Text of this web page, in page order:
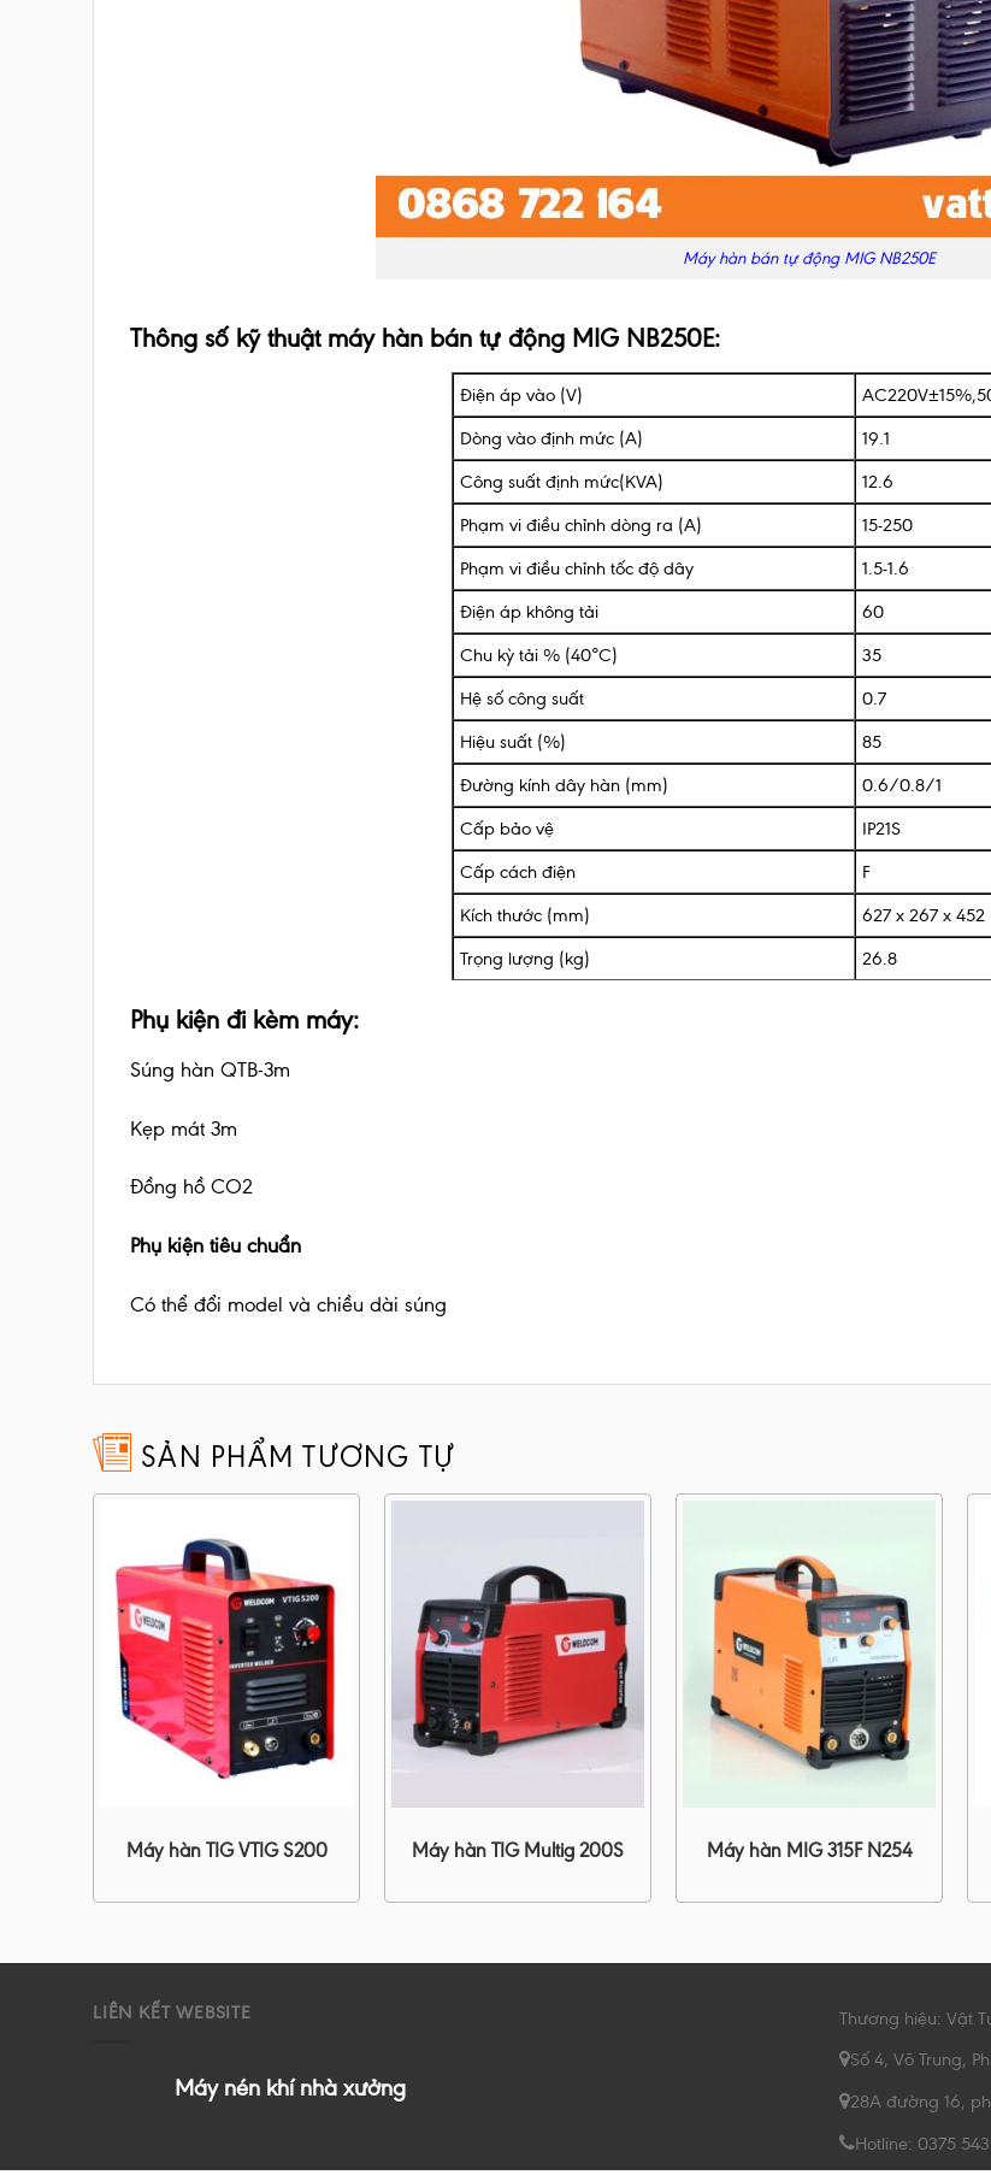
Máy hàn bán tự động MIG NB250E
Thông số kỹ thuật máy hàn bán tự động MIG NB250E:
Điện áp vào (V)
Dòng vào định mức (A)
19.1
Công suất định mức(KVA)
12.6
Phạm vi điều chỉnh dòng ra (A)
15-250
Phạm vi điều chỉnh tốc độ dây
1.5-1.6
Điện áp không tải
60
Chu kỳ tải % (40°C)
35
Hệ số công suất
0.7
Hiệu suất (%)
85
Đường kính dây hàn (mm)
0.6/0.8/1
Cấp bảo vệ
IP21S
Cấp cách điện
F
Kích thước (mm)
627 x 267 x 452
Trọng lượng (kg)
26.8
Phụ kiện đi kèm máy:
Súng hàn QTB-3m
Kẹp mát 3m
Đồng hồ CO2
Phụ kiện tiêu chuẩn
Có thể đổi model và chiều dài súng
SẢN PHẨM TƯƠNG TỰ
Máy hàn TIG VTIG S200 Máy hàn TIG Multig 200S Máy hàn MIG 315F N254
LIÊN KẾT WEBSITE
Máy nén khí nhà xưởng
Thương hiệu: Vật
Số 4, Võ Trung,
28A đường 16,
Hotline: 0375